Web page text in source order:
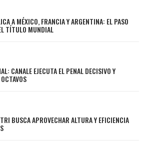
A MÉXICO, FRANCIA Y ARGENTINA: EL PASO
TÍTULO MUNDIAL
CANALE EJECUTA EL PENAL DECISIVO Y
BUSCA APROVECHAR ALTURA Y EFICIENCIA